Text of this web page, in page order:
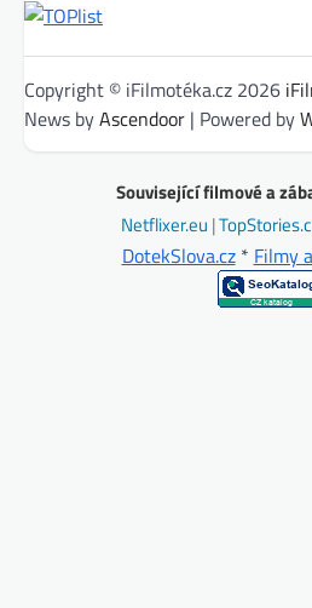
Copyright © iFilmotéka.cz 2026
News byAscendoor | Powered by
Související filmové a
Netflixer.eu |
DotekSlova.cz* Filmy